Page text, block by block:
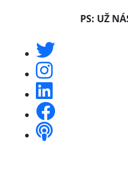
PS: UŽ